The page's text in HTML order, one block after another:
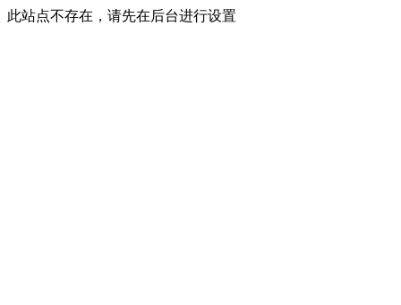
此站点不存在，请先在后台进行设置